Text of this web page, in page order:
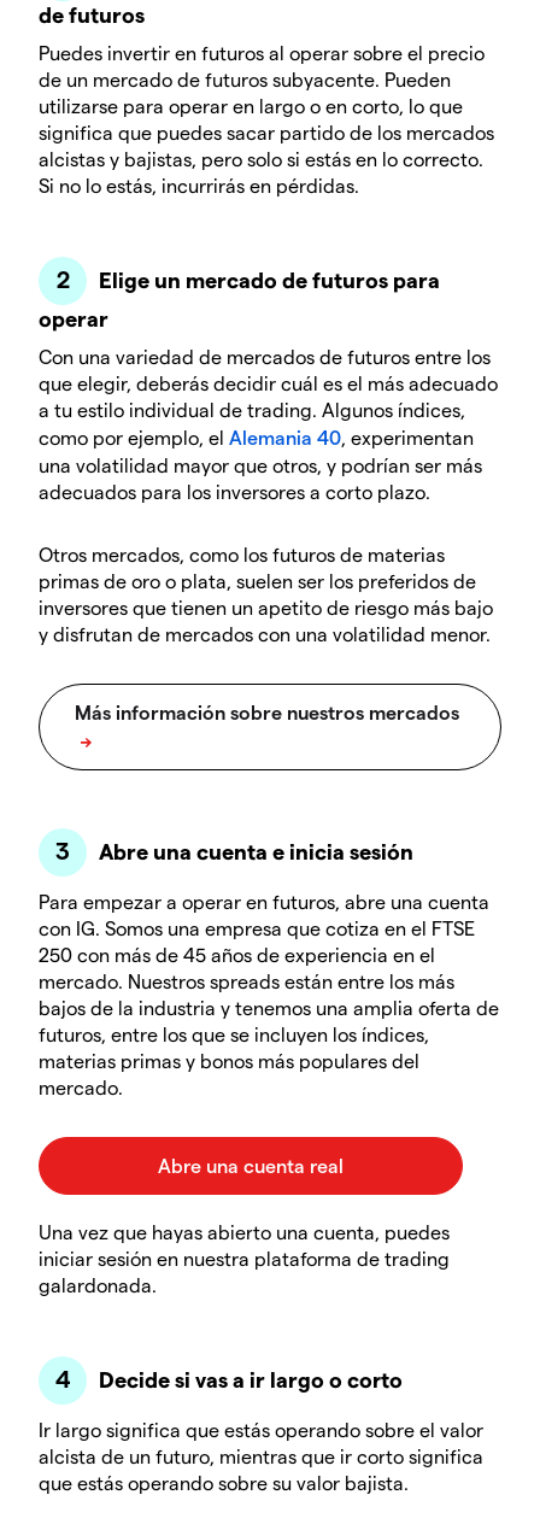
de futuros
Puedes invertir en futuros al operar sobre el precio
de un mercado de futuros subyacente. Pueden
utilizarse para operar en largo o en corto, lo que
significa que puedes sacar partido de los mercados
alcistas y bajistas, pero solo si estás en lo correcto.
Si no lo estás, incurrirás en pérdidas.
Elige un mercado de futuros para
operar
Con una variedad de mercados de futuros entre los
que elegir, deberás decidir cuál es el más adecuado
a tu estilo individual de trading. Algunos índices,
como por ejemplo, el Alemania 40, experimentan
una volatilidad mayor que otros, y podrían ser más
adecuados para los inversores a corto plazo.
Otros mercados, como los futuros de materias
primas de oro o plata, suelen ser los preferidos de
inversores que tienen un apetito de riesgo más bajo
y disfrutan de mercados con una volatilidad menor.
Abre una cuenta e inicia sesión
Para empezar a operar en futuros, abre una cuenta
con IG. Somos una empresa que cotiza en el FTSE
250 con más de 45 años de experiencia en el
mercado. Nuestros spreads están entre los más
bajos de la industria y tenemos una amplia oferta de
futuros, entre los que se incluyen los índices,
materias primas y bonos más populares del
mercado.
Una vez que hayas abierto una cuenta, puedes
iniciar sesión en nuestra plataforma de trading
galardonada.
Decide si vas a ir largo o corto
Ir largo significa que estás operando sobre el valor
alcista de un futuro, mientras que ir corto significa
que estás operando sobre su valor bajista.